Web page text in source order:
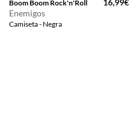
precio
actual
Boom Boom Rock'n'Roll
Enemigos
Camiseta - Negra
16,99€